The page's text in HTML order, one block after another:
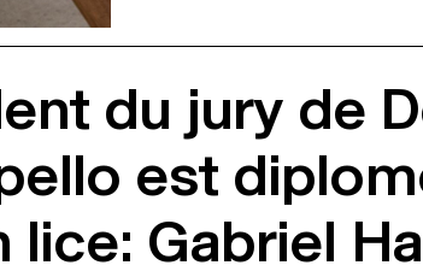
du jury de
est
Gabriel